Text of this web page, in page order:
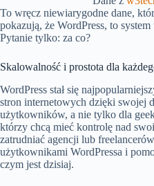
To wręcz niewiarygodne dane,
pokazują, że WordPress, to
Pytanie tylko: za co?
Skalowalność i prostota dla
WordPress stał się
stron internetowych dzięki swojej
użytkowników, a nie tylko dla
którzy chcą mieć kontrolę nad
zatrudniać agencji lub
użytkownikami WordPressa i
czym jest dzisiaj.